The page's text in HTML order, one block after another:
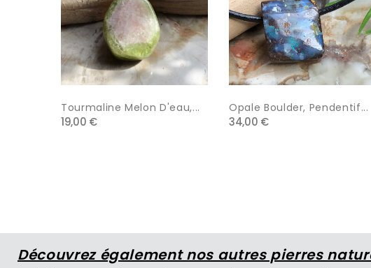
Tourmaline Melon D'eau,...
19,00 €
Opale Boulder, Pendentif...
34,00 €
Découvrez également nos autres pierres